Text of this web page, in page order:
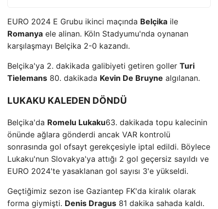
EURO 2024 E Grubu ikinci maçında Belçika ile
Romanya ele alinan. Köln Stadyumu'nda oynanan
karşılaşmayı Belçika 2-0 kazandı.
Belçika'ya 2. dakikada galibiyeti getiren goller Turi
Tielemans 80. dakikada Kevin De Bruyne algılanan.
LUKAKU KALEDEN DÖNDÜ
Belçika'da Romelu Lukaku63. dakikada topu kalecinin
önünde ağlara gönderdi ancak VAR kontrolü
sonrasında gol ofsayt gerekçesiyle iptal edildi. Böylece
Lukaku'nun Slovakya'ya attığı 2 gol geçersiz sayıldı ve
EURO 2024'te yasaklanan gol sayısı 3'e yükseldi.
Geçtiğimiz sezon ise Gaziantep FK'da kiralık olarak
forma giymişti. Denis Dragus 81 dakika sahada kaldı.